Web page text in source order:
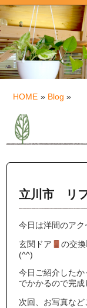
HOME » Blog »
立川市 リ
今日は洋間のアク
玄関ドア
の交
(^^)
今日ご紹介した
でかかるので完成
次回、お写真な